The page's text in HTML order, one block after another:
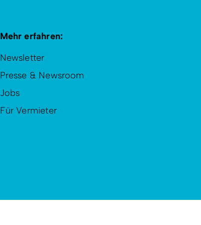
Mehr erfahren:
Newsletter
Presse & Newsroom
Jobs
Für Vermieter